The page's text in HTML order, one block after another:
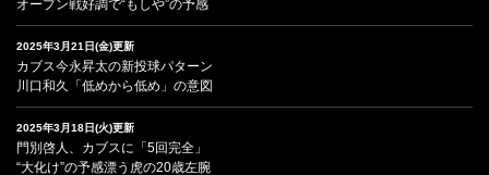
オープン戦好調で“もしや”の予感
2025年3月21日(金)更新
カブス今永昇太の新投球パターン
川口和久「低めから低め」の意図
2025年3月18日(火)更新
門別啓人、カブスに「5回完全」
“大化け”の予感漂う虎の20歳左腕